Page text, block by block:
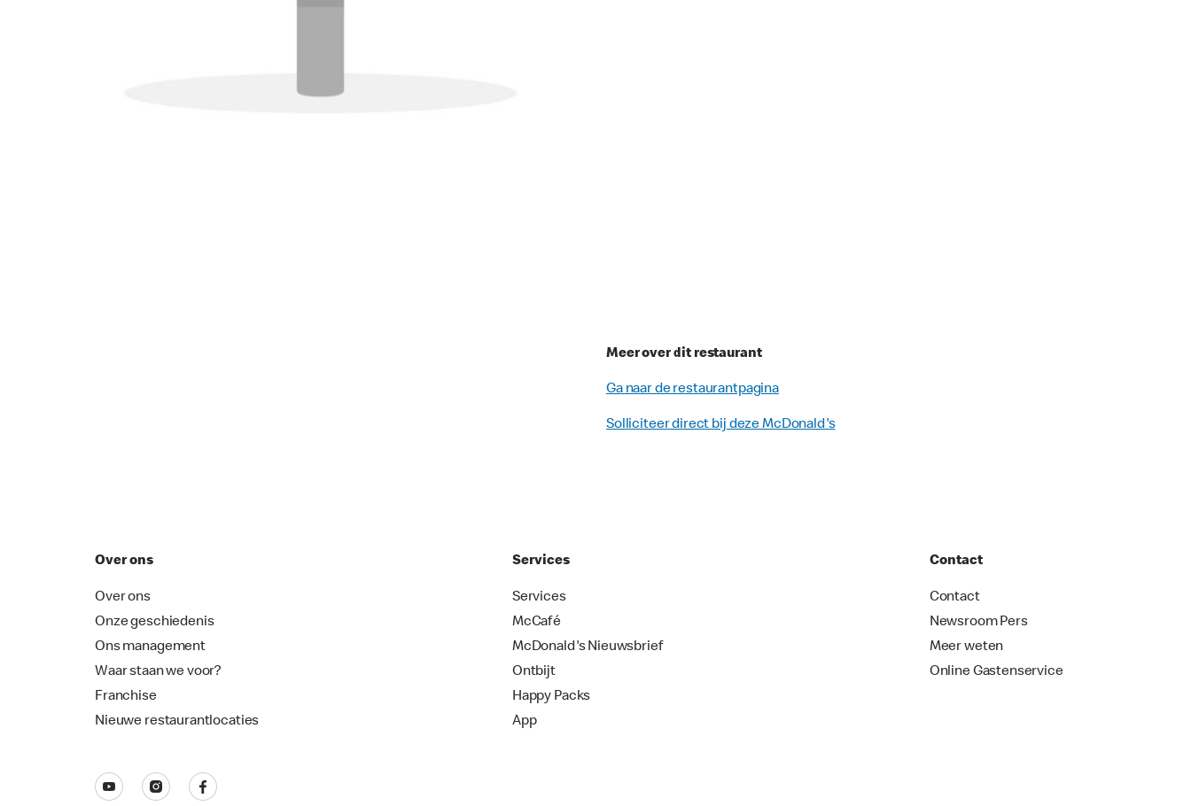
Meer over dit restaurant
Ga naar de restaurantpagina
Solliciteer direct bij deze McDonald's
Over ons
Over ons
Onze geschiedenis
Ons management
Waar staan we voor?
Franchise
Nieuwe restaurantlocaties
Services
Services
McCafé
McDonald's Nieuwsbrief
Ontbijt
Happy Packs
App
Contact
Contact
Newsroom Pers
Meer weten
Online Gastenservice